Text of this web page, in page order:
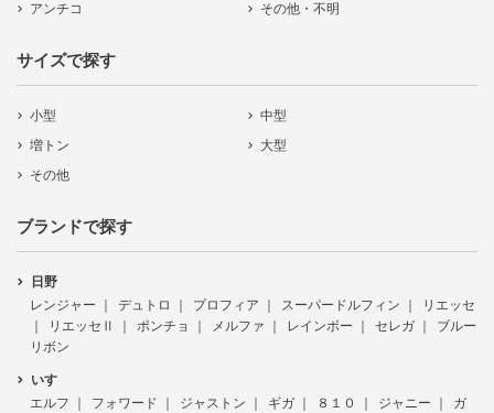
アンチコ
その他・不明
サイズで探す
小型
中型
増トン
大型
その他
ブランドで探す
日野
レンジャー
デュトロ プロフィア スーパードルフィン
リエッセ
リエッセⅡ
ポンチョ メルファ レインボー セレガ
ブルー
リボン
いすゞ
エルフ
フォワード ジャストン ギガ ８１０ ジャニー
ガ